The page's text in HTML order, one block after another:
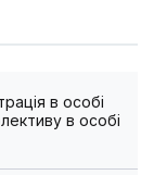
в особі
в особі